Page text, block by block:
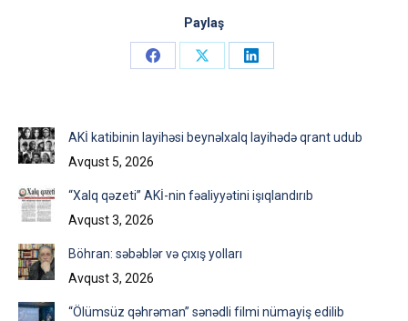
Paylaş
Share
Share
Share
AKİ katibinin layihəsi beynəlxalq layihədə qrant udub
Avqust 5, 2026
“Xalq qəzeti” AKİ-nin fəaliyyətini işıqlandırıb
Avqust 3, 2026
Böhran: səbəblər və çıxış yolları
Avqust 3, 2026
“Ölümsüz qəhrəman” sənədli filmi nümayiş edilib